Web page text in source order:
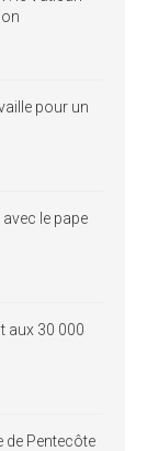
pour un
le pape
aux 30 000
de Pentecôte